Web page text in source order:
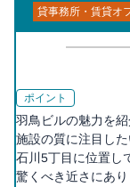
貸事務所・賃貸オ
ポイント
羽鳥ビルの魅力を
施設の質に注目し
石川5丁目に位置し
驚くべき近さにあ